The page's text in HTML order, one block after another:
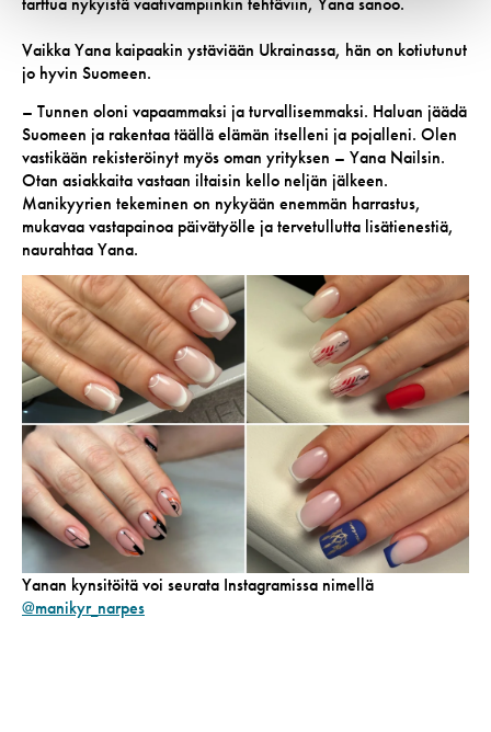
Vaikka Yana kaipaakin ystäviään Ukrainassa, hän on kotiutunut
jo hyvin Suomeen.
– Tunnen oloni vapaammaksi ja turvallisemmaksi. Haluan jäädä
Suomeen ja rakentaa täällä elämän itselleni ja pojalleni. Olen
vastikään rekisteröinyt myös oman yrityksen – Yana Nailsin.
Otan asiakkaita vastaan iltaisin kello neljän jälkeen.
Manikyyrien tekeminen on nykyään enemmän harrastus,
mukavaa vastapainoa päivätyölle ja tervetullutta lisätienestiä,
naurahtaa Yana.
Yanan kynsitöitä voi seurata Instagramissa nimellä
@manikyr_narpes